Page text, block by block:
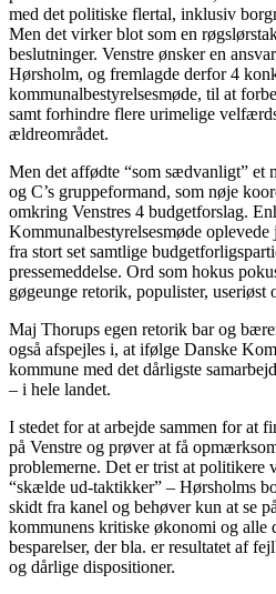
med det politiske flertal, inklusiv
Men det virker blot som en
beslutninger. Venstre ønsker en
Hørsholm, og fremlagde derfor 4
kommunalbestyrelsesmøde, til at
samt forhindre flere urimelige
ældreområdet.
Men det affødte “som sædvanligt” et
og C’s gruppeformand, som nøje
omkring Venstres 4 budgetforslag.
Kommunalbestyrelsesmøde
fra stort set samtlige
pressemeddelse. Ord som hokus
gøgeunge retorik, populister, useriøst
Maj Thorups egen retorik bar og
også afspejles i, at ifølge Danske
kommune med det dårligste
– i hele landet.
I stedet for at arbejde sammen for at
på Venstre og prøver at få
problemerne. Det er trist at politikere
“skælde ud-taktikker” – Hørsholms
skidt fra kanel og behøver kun at se
kommunens kritiske økonomi og alle
besparelser, der bla. er resultatet af
og dårlige dispositioner.